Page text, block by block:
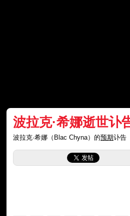
波拉克·希娜逝世讣
波拉克·希娜（Blac Chyna）的预期讣告